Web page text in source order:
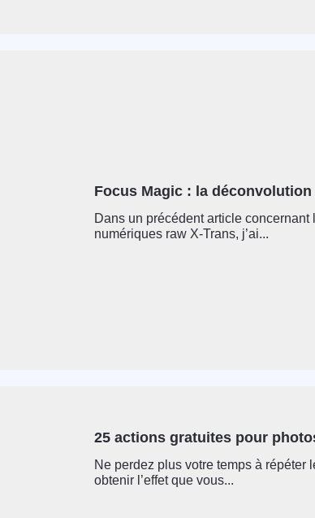
Focus Magic : la
Dans un précédent article
numériques raw X-Trans, j’ai...
25 actions gratuites pour
Ne perdez plus votre temps à répéter
obtenir l’effet que vous...